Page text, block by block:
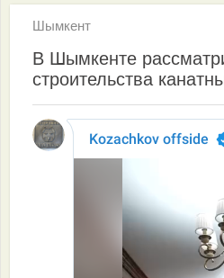
Шымкент
В Шымкенте
строительства